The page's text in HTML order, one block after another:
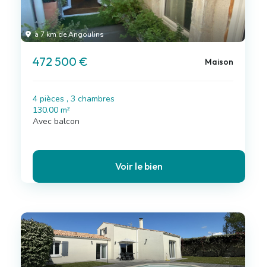
à 7 km de Angoulins
472 500 € Maison
4 pièces , 3 chambres
130.00 m²
Avec balcon
Voir le bien